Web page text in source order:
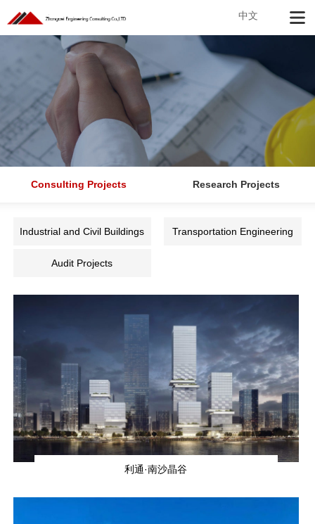
中文
Consulting Projects Research Projects
Industrial and Civil Buildings Transportation Engineering
Audit Projects
利通·南沙晶谷